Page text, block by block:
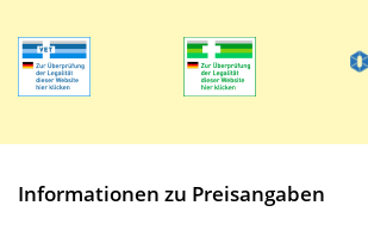
Informationen zu Preisangaben